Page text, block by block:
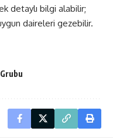
detaylı bilgi alabilir;
daireleri gezebilir.